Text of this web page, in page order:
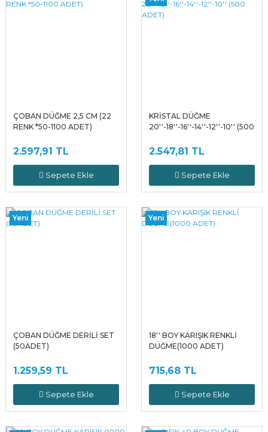
ÇOBAN DÜĞME 2,5 CM (22
RENK *50-1100 ADET)
2.597,91 TL
Sepete Ekle
KRİSTAL DÜĞME
20''-18''-16''-14''-12''-10'' (500
2.547,81 TL
Sepete Ekle
Yeni
ÇOBAN DÜĞME DERİLİ SET
(50ADET)
1.259,59 TL
Sepete Ekle
Yeni
18'' BOY KARIŞIK RENKLİ
DÜĞME(1000 ADET)
715,68 TL
Sepete Ekle